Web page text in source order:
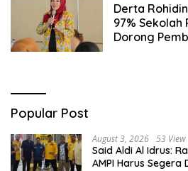
Derta
97% Sekolah
Dorong
Popular Post
August 3, 2026 53 View
Said Aldi Al Idrus:
AMPI Harus